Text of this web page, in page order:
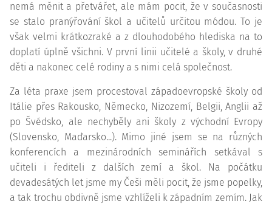
nemá měnit a přetvářet, ale mám pocit, že v současnosti
se stalo pranýřování škol a učitelů určitou módou. To je
však velmi krátkozraké a z dlouhodobého hlediska na to
doplatí úplně všichni. V první linii učitelé a školy, v druhé
děti a nakonec celé rodiny a s nimi celá společnost.
Za léta praxe jsem procestoval západoevropské školy od
Itálie přes Rakousko, Německo, Nizozemí, Belgii, Anglii až
po Švédsko, ale nechyběly ani školy z východní Evropy
(Slovensko, Maďarsko...). Mimo jiné jsem se na různých
konferencích a mezinárodních seminářích setkával s
učiteli i řediteli z dalších zemí a škol. Na počátku
devadesátých let jsme my Češi měli pocit, že jsme popelky,
a tak trochu obdivně jsme vzhlíželi k západním zemím. Jak